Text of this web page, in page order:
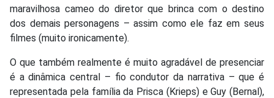
maravilhosa cameo do diretor que brinca com o destino
dos demais personagens – assim como ele faz em seus
filmes (muito ironicamente).
O que também realmente é muito agradável de presenciar
é a dinâmica central – fio condutor da narrativa – que é
representada pela família da Prisca (Krieps) e Guy (Bernal),